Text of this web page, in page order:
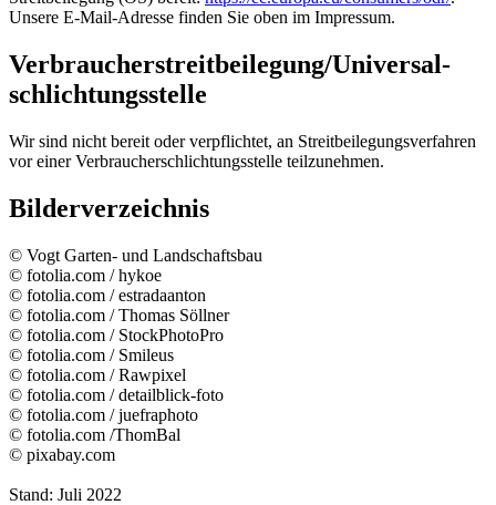
Unsere E-Mail-Adresse finden Sie oben im Impressum.
Verbraucher­streit­beilegung/Universal­
schlichtungs­stelle
Wir sind nicht bereit oder verpflichtet, an Streitbeilegungsverfahren
vor einer Verbraucherschlichtungsstelle teilzunehmen.
Bilderverzeichnis
© Vogt Garten- und Landschaftsbau
© fotolia.com / hykoe
© fotolia.com / estradaanton
© fotolia.com / Thomas Söllner
© fotolia.com / StockPhotoPro
© fotolia.com / Smileus
© fotolia.com / Rawpixel
© fotolia.com / detailblick-foto
© fotolia.com / juefraphoto
© fotolia.com /ThomBal
© pixabay.com
Stand: Juli 2022